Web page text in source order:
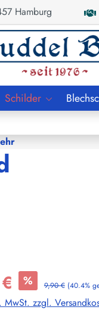
Hamburg
Schilder
% 9,90 € (40.4%
MwSt. zzgl.